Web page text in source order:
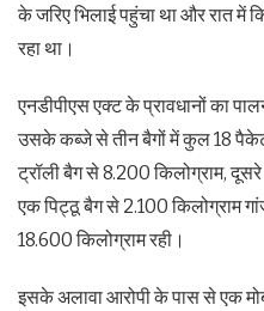
के जरिए भिलाई पहुंचा था और रात में
रहा था।
एनडीपीएस एक्ट के प्रावधानों का
उसके कब्जे से तीन बैगों में कुल 18
ट्रॉली बैग से 8.200 किलोग्राम,
एक पिट्ठू बैग से 2.100 किलोग्राम
18.600 किलोग्राम रही।
इसके अलावा आरोपी के पास से एक